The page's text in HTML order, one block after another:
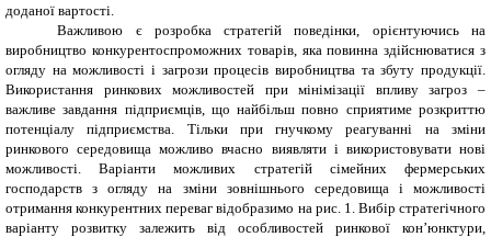
доданої вартості.
Важливою є розробка стратегій поведінки, орієнтуючись на
виробництво конкурентоспроможних товарів, яка повинна здійснюватися з
огляду на можливості і загрози процесів виробництва та збуту продукції.
Використання ринкових можливостей при мінімізації впливу загроз –
важливе завдання підприємців, що найбільш повно сприятиме розкриттю
потенціалу підприємства. Тільки при гнучкому реагуванні на зміни
ринкового середовища можливо вчасно виявляти і використовувати нові
можливості. Варіанти можливих стратегій сімейних фермерських
господарств з огляду на зміни зовнішнього середовища і можливості
отримання конкурентних переваг відобразимо на рис. 1 . Вибір стратегічного
варіанту розвитку залежить від особливостей ринкової кон’юнктури,